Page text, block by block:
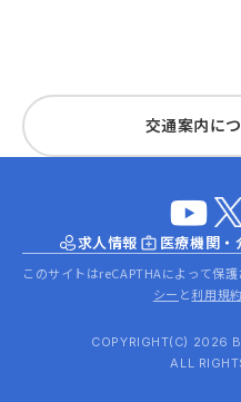
交通案内に
求人情報 医療機関・
このサイトはreCAPTHAによって保
シー と利用規約
COPYRIGHT(C) 2026
ALL